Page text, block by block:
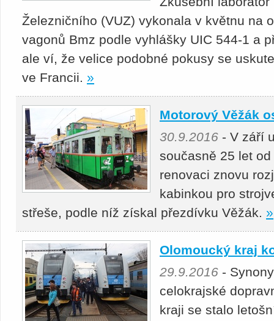
Železničního (VUZ) vykonala v květnu na
vagonů Bmz podle vyhlášky UIC 544-1 a
ale ví, že velice podobné pokusy se
ve Francii. »
Motorový Věžák
30.9.2016 - V září
současně 25 let
renovaci znovu
kabinkou pro
střeše, podle níž získal přezdívku Věžák. »
Olomoucký kraj
29.9.2016 -
celokrajské
kraji se stalo